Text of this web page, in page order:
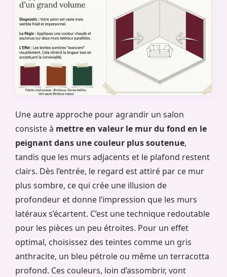
Une autre approche pour agrandir un salon
consiste à mettre en valeur le mur du fond en le
peignant dans une couleur plus soutenue,
tandis que les murs adjacents et le plafond restent
clairs. Dès l’entrée, le regard est attiré par ce mur
plus sombre, ce qui crée une illusion de
profondeur et donne l’impression que les murs
latéraux s’écartent. C’est une technique redoutable
pour les pièces un peu étroites. Pour un effet
optimal, choisissez des teintes comme un gris
anthracite, un bleu pétrole ou même un terracotta
profond. Ces couleurs, loin d’assombrir, vont